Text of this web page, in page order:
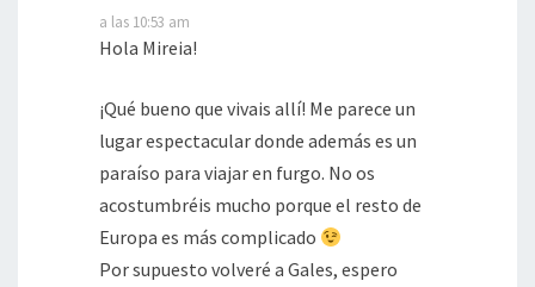
a las 10:53 am
Hola Mireia!
¡Qué bueno que vivais allí! Me parece un
lugar espectacular donde además es un
paraíso para viajar en furgo. No os
acostumbréis mucho porque el resto de
Europa es más complicado
Por supuesto volveré a Gales, espero